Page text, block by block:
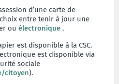
d’une carte de
entre tenir à jour une
ou électronique .
est disponible à la CSC.
est disponible via
sociale
citoyen).